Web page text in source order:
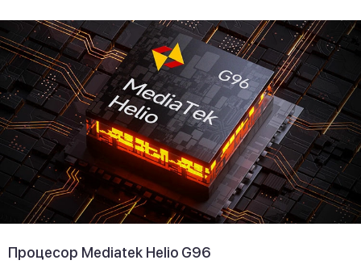
Процесор Mediatek Helio G96